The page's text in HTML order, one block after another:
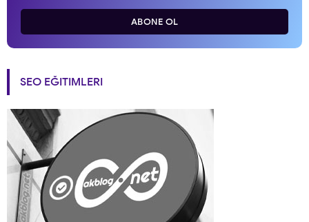
ABONE OL
SEO EĞITIMLERI